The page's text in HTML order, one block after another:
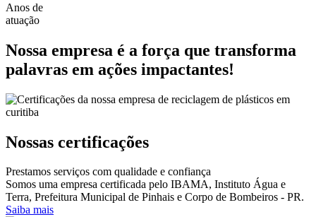
Anos de
atuação
Nossa empresa é a força que transforma
palavras em ações impactantes!
Nossas certificações
Prestamos serviços com qualidade e confiança
Somos uma empresa certificada pelo IBAMA, Instituto Água e
Terra, Prefeitura Municipal de Pinhais e Corpo de Bombeiros - PR.
Saiba mais